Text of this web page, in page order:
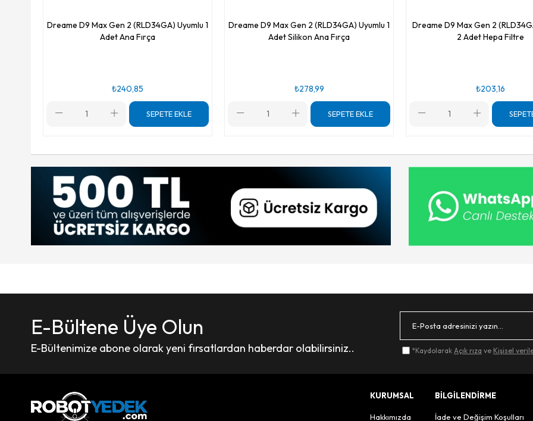
Dreame D9 Max Gen 2 (RLD34GA) Uyumlu 1
Adet Ana Fırça
₺240,85
SEPETE EKLE
Dreame D9 Max Gen 2 (RLD34GA) Uyumlu 1
Adet Silikon Ana Fırça
₺278,99
SEPETE EKLE
Dreame D9 Max Gen 2
2 Adet Hepa Filtre
₺203,16
E-Bültene Üye Olun
E-Bültenimize abone olarak yeni fırsatlardan haberdar olabilirsiniz.. *Kaydolarak Açık rıza ve Kişisel
KURUMSAL
Hakkımızda
BİLGİLENDİRME
İade ve Değişim Koşulları